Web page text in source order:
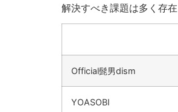
解決すべき課題は多く存在
Official髭男dism
YOASOBI